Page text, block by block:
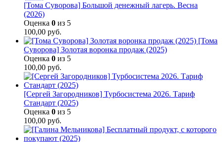
[Тома Суворова] Большой денежный лагерь. Весна
(2026)
Оценка 0 из 5
100,00 руб.
[Тома
Суворова] Золотая воронка продаж (2025)
Оценка 0 из 5
100,00 руб.
[Сергей Загородников] Турбосистема 2026. Тариф
Стандарт (2025)
Оценка 0 из 5
100,00 руб.